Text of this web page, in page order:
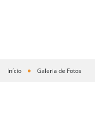
Você está
Início Galeria de Fotos